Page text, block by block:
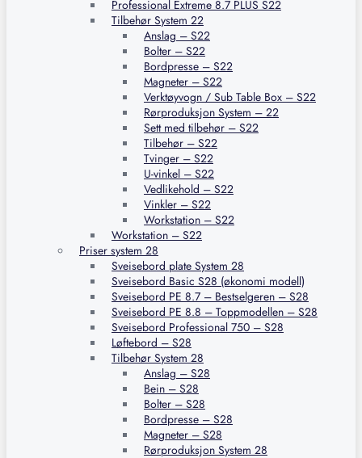
Professional Extreme 8.7 PLUS S22
Tilbehør System 22
Anslag – S22
Bolter – S22
Bordpresse – S22
Magneter – S22
Verktøyvogn / Sub Table Box – S22
Rørproduksjon System – 22
Sett med tilbehør – S22
Tilbehør – S22
Tvinger – S22
U-vinkel – S22
Vedlikehold – S22
Vinkler – S22
Workstation – S22
Workstation – S22
Priser system 28
Sveisebord plate System 28
Sveisebord Basic S28 (økonomi modell)
Sveisebord PE 8.7 – Bestselgeren – S28
Sveisebord PE 8.8 – Toppmodellen – S28
Sveisebord Professional 750 – S28
Løftebord – S28
Tilbehør System 28
Anslag – S28
Bein – S28
Bolter – S28
Bordpresse – S28
Magneter – S28
Rørproduksjon System 28